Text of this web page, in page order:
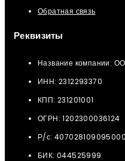
Обратная связь
Реквизиты
Название компании:
ИНН: 2312293370
КПП: 231201001
ОГРН: 1202300036124
Р/с:
БИК: 044525999